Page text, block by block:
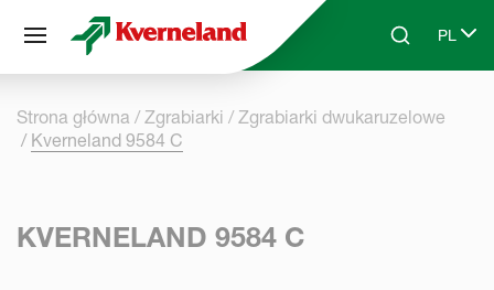
Skip to main contentSearchPL
Select
Strona główna Zgrabiarki
Zgrabiarki dwukaruzelowe
Kverneland 9584 C
KVERNELAND 9584 C
Panel zarządzania plikami cookies